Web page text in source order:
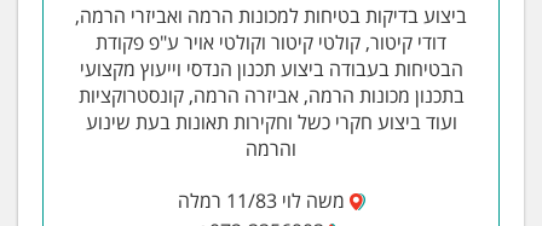
ביצוע בדיקות בטיחות למכונות הרמה ואביזרי הרמה,
דודי קיטור, קולטי קיטור וקולטי אויר ע"פ פקודת
הבטיחות בעבודה ביצוע תכנון הנדסי וייעוץ מקצועי
בתכנון מכונות הרמה, אביזרה הרמה, קונסטרוקציות
ועוד ביצוע חקרי כשל וחקירות תאונות בעת שינוע
והרמה
משה לוי 11/83 רמלה